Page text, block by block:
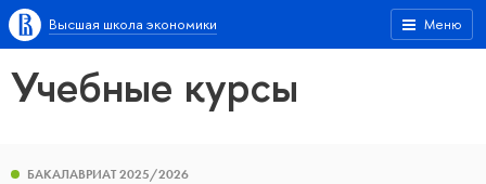
Меню
Высшая школа экономики
Учебные курсы
БАКАЛАВРИАТ 2025/2026